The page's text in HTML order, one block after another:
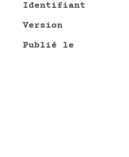
Identifiant
Version
Publié le